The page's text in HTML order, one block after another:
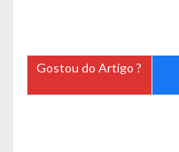
Gostou do Artigo ?